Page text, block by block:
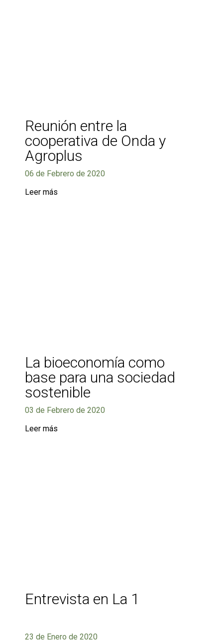
Reunión entre la
cooperativa de Onda y
Agroplus
06 de Febrero de 2020
Leer más
La bioeconomía como
base para una sociedad
sostenible
03 de Febrero de 2020
Leer más
Entrevista en La 1
23 de Enero de 2020